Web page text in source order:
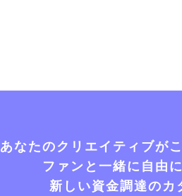
あなたのクリエイティブが
ファンと一緒に自由
新しい資金調達のカ